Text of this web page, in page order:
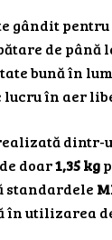
gândit
de până
bună în
lucru în aer
doar1,35 kg
standardele
utilizarea